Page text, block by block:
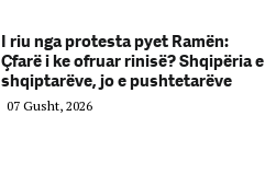
I riu nga protesta pyet Ramën:
Çfarë i ke ofruar rinisë? Shqipëria e
shqiptarëve, jo e pushtetarëve
07 Gusht, 2026